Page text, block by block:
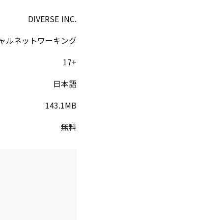
DIVERSE INC.
ルネットワーキング
17+
日本語
143.1MB
無料